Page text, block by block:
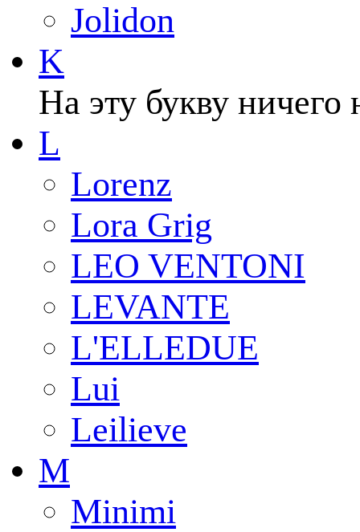
Jolidon
K
На эту букву ничего
L
Lorenz
Lora Grig
LEO VENTONI
LEVANTE
L'ELLEDUE
Lui
Leilieve
M
Minimi